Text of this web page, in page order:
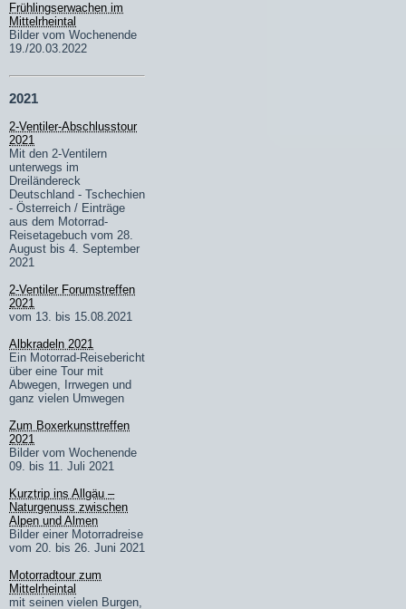
Frühlingserwachen im
Mittelrheintal
Bilder vom Wochenende
19./20.03.2022
2021
2-Ventiler-Abschlusstour
2021
Mit den 2-Ventilern
unterwegs im
Dreiländereck
Deutschland - Tschechien
- Österreich / Einträge
aus dem Motorrad-
Reisetagebuch vom 28.
August bis 4. September
2021
2-Ventiler Forumstreffen
2021
vom 13. bis 15.08.2021
Albkradeln 2021
Ein Motorrad-Reisebericht
über eine Tour mit
Abwegen, Irrwegen und
ganz vielen Umwegen
Zum Boxerkunsttreffen
2021
Bilder vom Wochenende
09. bis 11. Juli 2021
Kurztrip ins Allgäu –
Naturgenuss zwischen
Alpen und Almen
Bilder einer Motorradreise
vom 20. bis 26. Juni 2021
Motorradtour zum
Mittelrheintal
mit seinen vielen Burgen,